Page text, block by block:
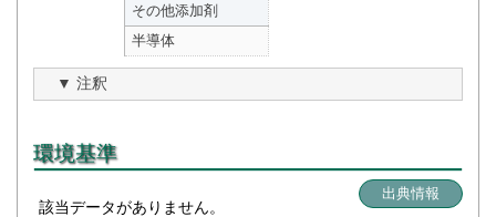
その他添加剤
半導体
注釈
環境基準
出典情報
該当データがありません。